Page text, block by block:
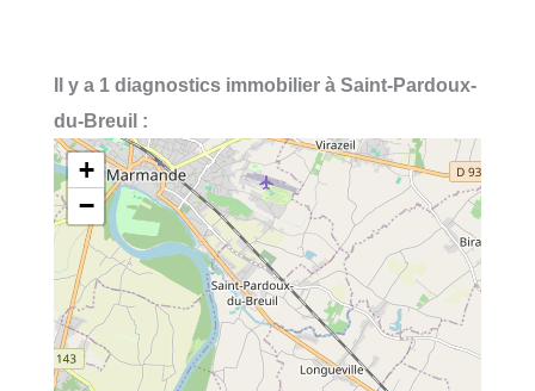
Il y a 1 diagnostics immobilier à Saint-Pardoux-
du-Breuil :
+
−